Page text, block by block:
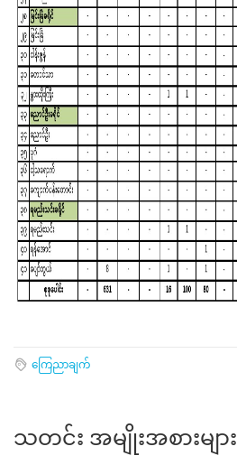
ကြေညာချက်
သတင်း အမျိုးအစားများ